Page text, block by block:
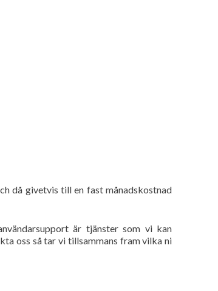
då givetvis till en fast månadskostnad
är tjänster som vi kan
oss så tar vi tillsammans fram vilka ni